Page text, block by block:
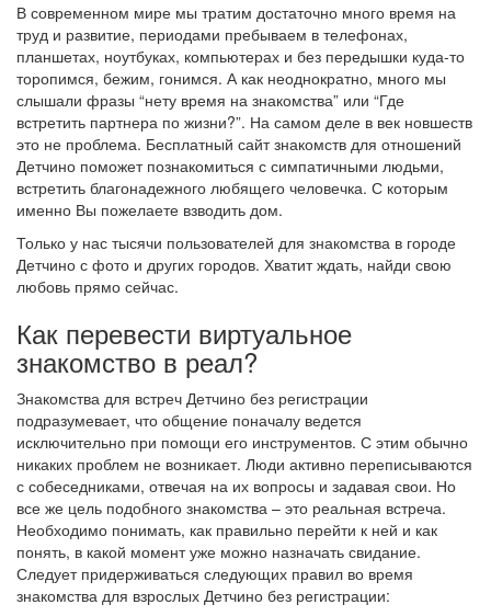
В современном мире мы тратим достаточно много время на
труд и развитие, периодами пребываем в телефонах,
планшетах, ноутбуках, компьютерах и без передышки куда-то
торопимся, бежим, гонимся. А как неоднократно, много мы
слышали фразы “нету время на знакомства” или “Где
встретить партнера по жизни?”. На самом деле в век новшеств
это не проблема. Бесплатный сайт знакомств для отношений
Детчино поможет познакомиться с симпатичными людьми,
встретить благонадежного любящего человечка. С которым
именно Вы пожелаете взводить дом.
Только у нас тысячи пользователей для знакомства в городе
Детчино с фото и других городов. Хватит ждать, найди свою
любовь прямо сейчас.
Как перевести виртуальное
знакомство в реал?
Знакомства для встреч Детчино без регистрации
подразумевает, что общение поначалу ведется
исключительно при помощи его инструментов. С этим обычно
никаких проблем не возникает. Люди активно переписываются
с собеседниками, отвечая на их вопросы и задавая свои. Но
все же цель подобного знакомства – это реальная встреча.
Необходимо понимать, как правильно перейти к ней и как
понять, в какой момент уже можно назначать свидание.
Следует придерживаться следующих правил во время
знакомства для взрослых Детчино без регистрации: